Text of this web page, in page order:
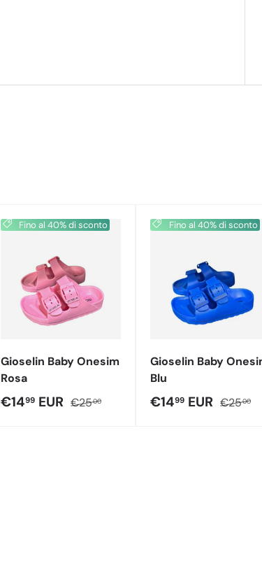
Fino al 40% di sconto
Gioselin Baby Onesim
Rosa
Prezzo di vendita
€1499EUR Prezzo normale
€2500
Fino al 40% di sconto
Gioselin Baby
Blu
Prezzo di vendita
€1499 EUR Prezzo
€2500